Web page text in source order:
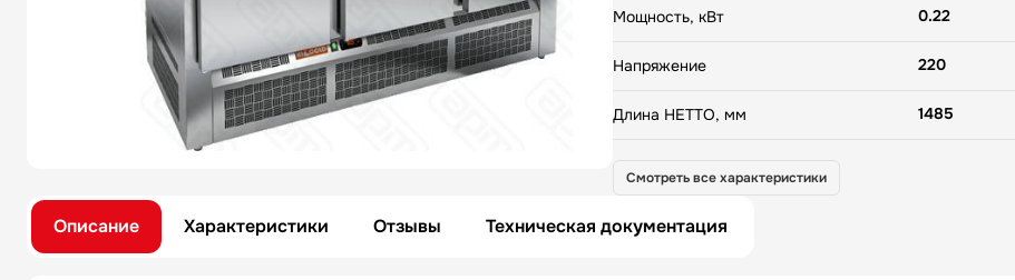
530х325 мм (GN 1/1) — Кол-во полок в комплекте: 3 —
Мощность, кВт 0.22
Напряжение 220
Длина НЕТТО, мм 1485
Смотреть все характеристики
Описание Характеристики Отзывы Техническая документация